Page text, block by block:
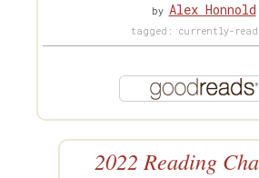
by Alex Honnold
tagged: currently-
2022 Reading